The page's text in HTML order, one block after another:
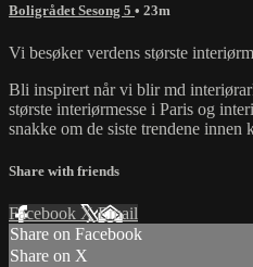
Boligrådet Sesong 5 • 23m
Vi besøker verdens største
Bli inspirert når vi blir md
største interiørmesse i Paris og
snakke om de siste trendene innen
Share with friends
Facebook XEmail
Share on Facebook
Share on X